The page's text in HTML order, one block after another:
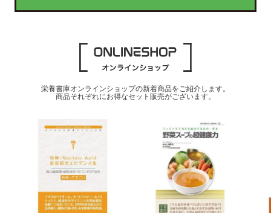
栄養書庫オンラインショップの新着商品をご紹介します。
商品それぞれにお得なセット販売がございます。